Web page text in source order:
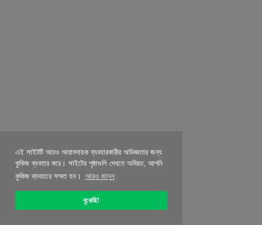
এই সাইটটি আরও আরামদায়ক ব্যবহারকারীর অভিজ্ঞতার জন্য
কুকিজ ব্যবহার করে। সাইটের পৃষ্ঠাগুলি দেখতে অবিরত, আপনি
কুকিজ ব্যবহারে সম্মত হন।
আরও জানুন
বুঝেছি!